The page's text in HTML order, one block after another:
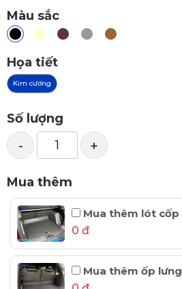
Màu sắc
Họa tiết
Kim cương
Số lượng
- +
Mua thêm
Mua thêm lót cốp
0 đ
Mua thêm ốp lưng